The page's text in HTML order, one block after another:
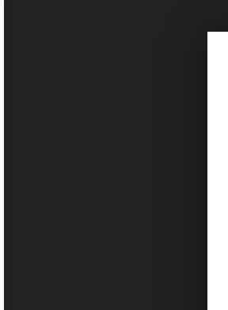
Sketchbook5, 스케
Sketchbook5, 스케
Sketchbook5, 스케
Sketchbook5, 스케